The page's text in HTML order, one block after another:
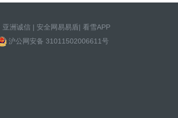
亚洲诚信 | 安全网易易盾| 看雪APP
沪公网安备 31011502006611号